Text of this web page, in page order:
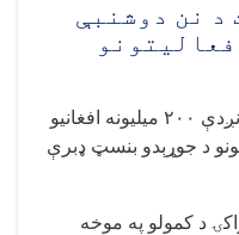
د نن دوشنبې
۲۰۰ میلیونه افغانیو
د جوړېدو بنسټ ډبرې
د کمولو په موخه